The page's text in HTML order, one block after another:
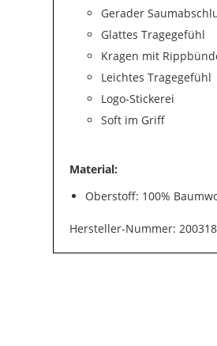
Gerader
Glattes Tragegefühl
Kragen mit
Leichtes Tragegefühl
Logo-Stickerei
Soft im Griff
Material:
Oberstoff: 100%
Hersteller-Nummer: